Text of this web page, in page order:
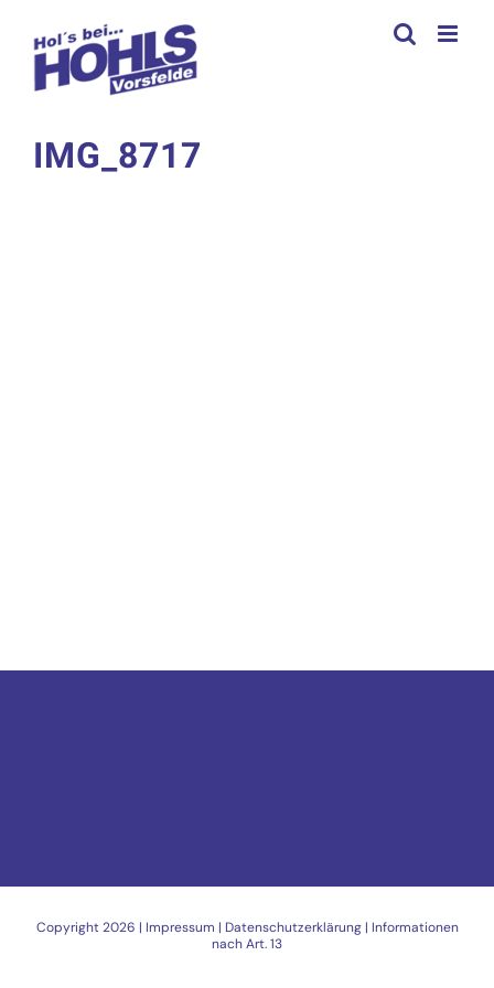
Inhalt
springen
IMG_8717
Copyright2026 | Impressum | Datenschutzerklärung| Informationen
nach Art. 13